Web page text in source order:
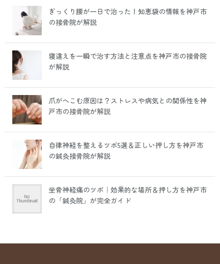
ぎっくり腰が一日で治った！知恵袋の情報を神戸市
の接骨院が解説
寝違えを一瞬で治す方法と注意点を神戸市の接骨院
が解説
爪がへこむ原因は？ストレスや病気との関係性を神
戸市の接骨院が解説
自律神経を整えるツボ5選＆正しい押し方を神戸市
の鍼灸接骨院が解説
坐骨神経痛のツボ｜効果的な場所＆押し方を神戸市
の「鍼灸院」が完全ガイド